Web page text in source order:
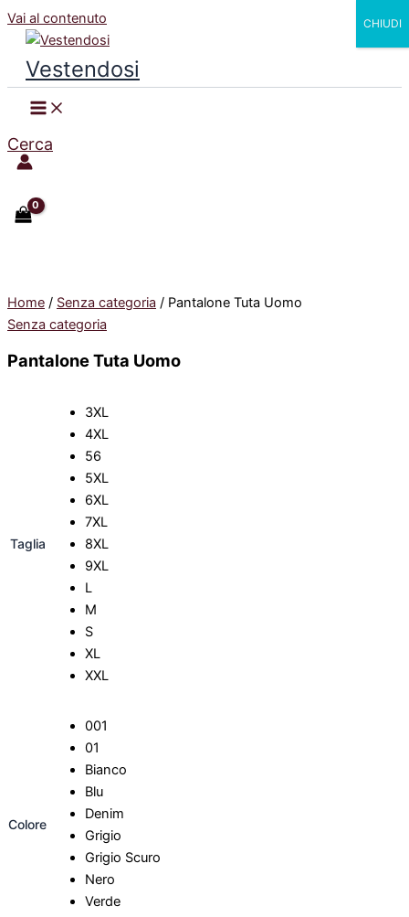
Vai al contenuto
Vestendosi
Cerca
Home / Senza categoria / Pantalone Tuta Uomo
Senza categoria
Pantalone Tuta Uomo
Taglia
3XL
4XL
56
5XL
6XL
7XL
8XL
9XL
L
M
S
XL
XXL
Colore
001
01
Bianco
Blu
Denim
Grigio
Grigio Scuro
Nero
Verde
CHIUDI